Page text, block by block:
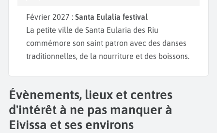
Février 2027 : Santa Eulalia festival
La petite ville de Santa Eularia des Riu
commémore son saint patron avec des danses
traditionnelles, de la nourriture et des boissons.
Évènements, lieux et centres
d'intérêt à ne pas manquer à
Eivissa et ses environs